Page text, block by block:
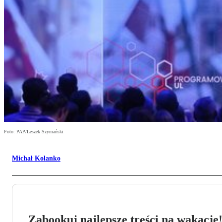
Foto: PAP/Leszek Szymański
Michał Kolanko